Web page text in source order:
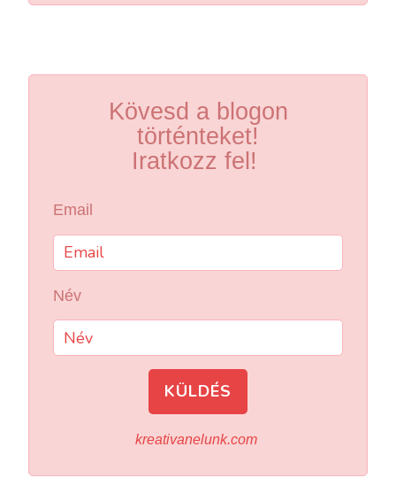
Kövesd a blogon
történteket!
Iratkozz fel!
Email
Név
KÜLDÉS
kreativanelunk.com